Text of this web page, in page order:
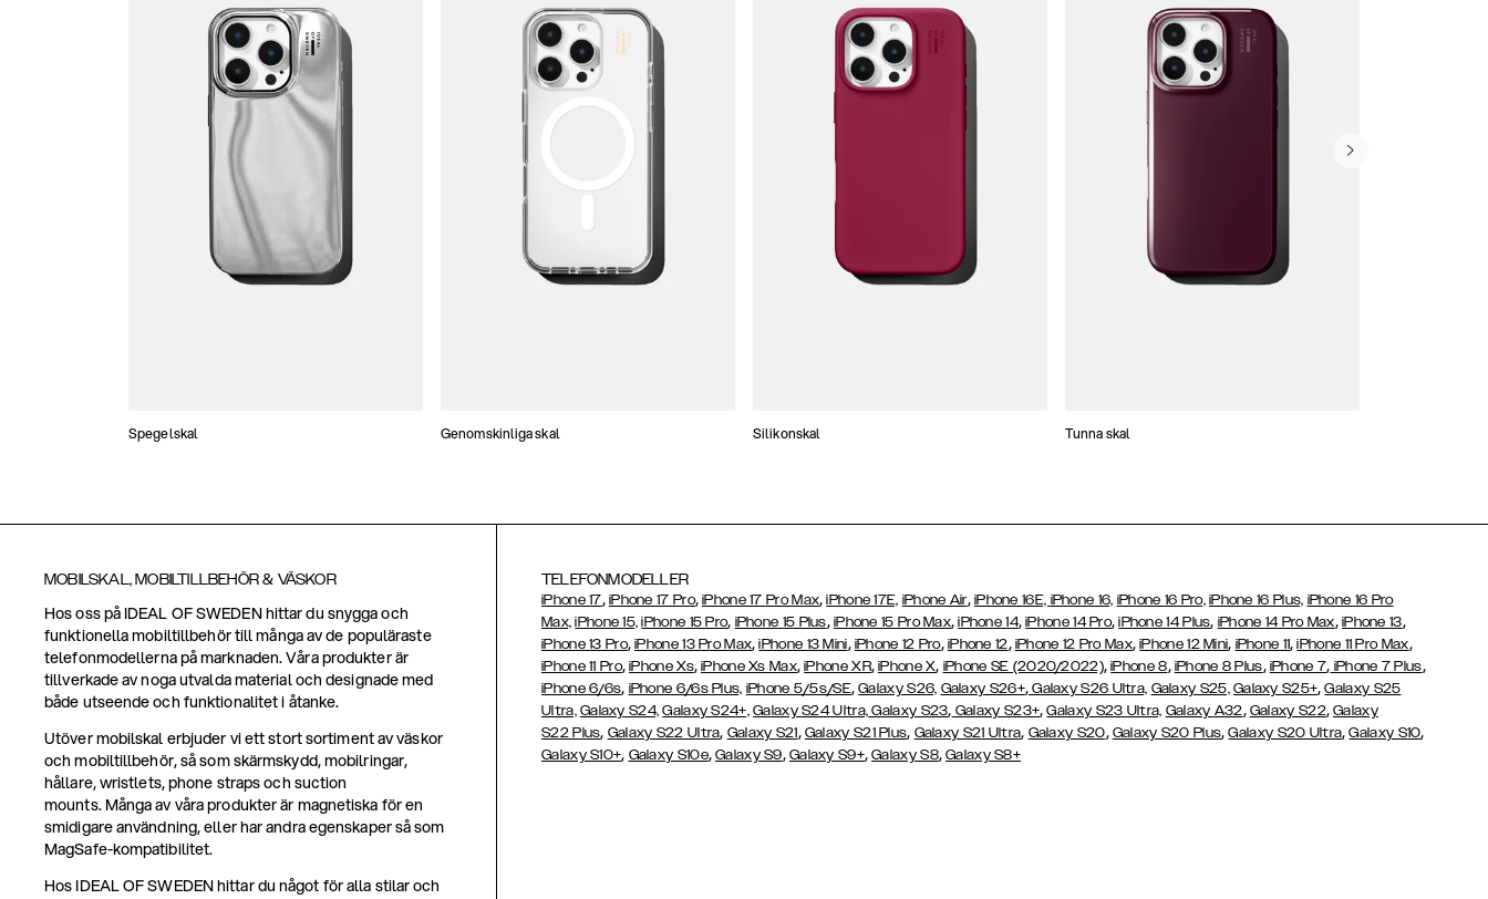
Spegelskal Genomskinliga skal Silikonskal Tunna skal
MOBILSKAL, MOBILTILLBEHÖR & VÄSKOR
Hos oss på IDEAL OF SWEDEN hittar du snygga och
funktionella mobiltillbehör till många av de populäraste
telefonmodellerna på marknaden. Våra produkter är
tillverkade av noga utvalda material och designade med
både utseende och funktionalitet i åtanke.
Utöver mobilskal erbjuder vi ett stort sortiment av väskor
och mobiltillbehör, så som skärmskydd, mobilringar,
hållare, wristlets, phone straps och suction
mounts. Många av våra produkter är magnetiska för en
smidigare användning, eller har andra egenskaper så som
MagSafe-kompatibilitet.
Hos IDEAL OF SWEDEN hittar du något för alla stilar och
TELEFONMODELLER
iPhone 17, iPhone 17 Pro,iPhone 17 Pro Max,iPhone 17E, iPhone Air, iPhone 16E, iPhone 16, iPhone 16 Pro, iPhone 16 Plus, iPhone 16 Pro
Max, iPhone 15, iPhone 15 Pro, iPhone 15 Plus, iPhone 15 Pro Max,iPhone 14,iPhone 14 Pro,iPhone 14 Plus, iPhone 14 Pro Max, iPhone 13,
iPhone 13 Pro,iPhone 13 Pro Max,iPhone 13 Mini, iPhone 12 Pro, iPhone 12, iPhone 12 Pro Max,iPhone 12 Mini, iPhone 11,iPhone 11 Pro Max,
iPhone 11 Pro,iPhone Xs,iPhone Xs Max,iPhone XR,iPhone X, iPhone SE (2020/2022),iPhone 8, iPhone 8 Plus, iPhone 7, iPhone 7 Plus,
iPhone 6/6s, iPhone 6/6s Plus, iPhone 5/5s/SE,Galaxy S26, Galaxy S26+,Galaxy S26 Ultra, Galaxy S25, Galaxy S25+,Galaxy S25
Ultra, Galaxy S24, Galaxy S24+, Galaxy S24 Ultra, Galaxy S23, Galaxy S23+,Galaxy S23 Ultra, Galaxy A32, Galaxy S22,Galaxy
S22 Plus, Galaxy S22 Ultra, Galaxy S21, Galaxy S21 Plus, Galaxy S21 Ultra, Galaxy S20, Galaxy S20 Plus,Galaxy S20 Ultra,Galaxy S10,
Galaxy S10+, Galaxy S10e,Galaxy S9, Galaxy S9+,Galaxy S8,Galaxy S8+